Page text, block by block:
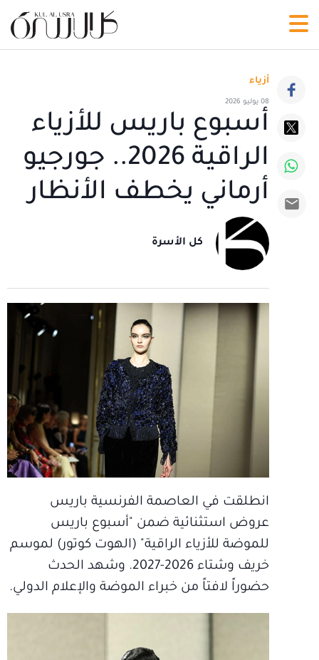
أزياء
08 يوليو 2026
أسبوع باريس للأزياء
الراقية 2026.. جورجيو
أرماني يخطف الأنظار
كل الأسرة
انطلقت في العاصمة الفرنسية باريس
عروض استثنائية ضمن "أسبوع باريس
للموضة للأزياء الراقية" (الهوت كوتور) لموسم
خريف وشتاء 2026-2027. وشهد الحدث
حضوراً لافتاً من خبراء الموضة والإعلام الدولي.